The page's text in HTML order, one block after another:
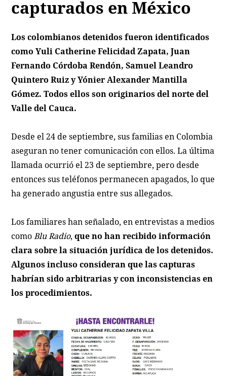
capturados en México
Los colombianos detenidos fueron identificados
como Yuli Catherine Felicidad Zapata, Juan
Fernando Córdoba Rendón, Samuel Leandro
Quintero Ruiz y Yónier Alexander Mantilla
Gómez. Todos ellos son originarios del norte del
Valle del Cauca.
Desde el 24 de septiembre, sus familias en Colombia
aseguran no tener comunicación con ellos. La última
llamada ocurrió el 23 de septiembre, pero desde
entonces sus teléfonos permanecen apagados, lo que
ha generado angustia entre sus allegados.
Los familiares han señalado, en entrevistas a medios
comoBlu Radio,que no han recibido información
clara sobre la situación jurídica de los detenidos.
Algunos incluso consideran que las capturas
habrían sido arbitrarias y con inconsistencias en
los procedimientos.